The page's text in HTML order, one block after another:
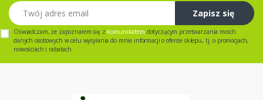
Twój adres email
Zapisz się
Oświadczam, że zapoznałem się z komunikatem dotyczącym przetwarzania moich
danych osobowych w celu wysyłania do mnie informacji o ofercie sklepu, tj. o promocjach,
nowościach i rabatach